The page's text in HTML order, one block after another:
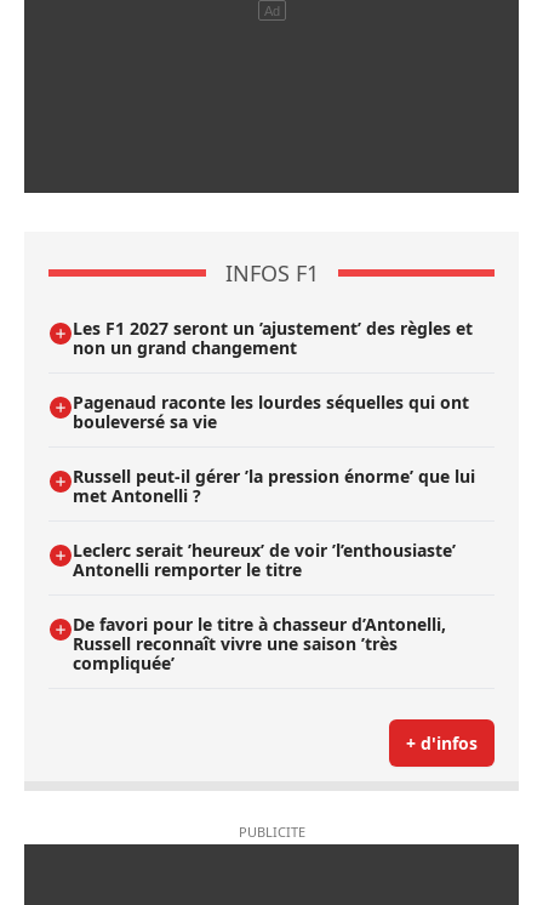
INFOS F1
Les F1 2027 seront un ’ajustement’ des règles et
non un grand changement
Pagenaud raconte les lourdes séquelles qui ont
bouleversé sa vie
Russell peut-il gérer ’la pression énorme’ que lui
met Antonelli ?
Leclerc serait ’heureux’ de voir ’l’enthousiaste’
Antonelli remporter le titre
De favori pour le titre à chasseur d’Antonelli,
Russell reconnaît vivre une saison ’très
compliquée’
+ d'infos